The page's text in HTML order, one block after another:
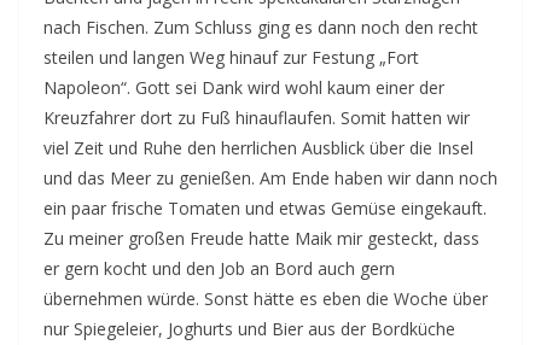
nach Fischen. Zum Schluss ging es dann noch den recht
steilen und langen Weg hinauf zur Festung „Fort
Napoleon“. Gott sei Dank wird wohl kaum einer der
Kreuzfahrer dort zu Fuß hinauflaufen. Somit hatten wir
viel Zeit und Ruhe den herrlichen Ausblick über die Insel
und das Meer zu genießen. Am Ende haben wir dann noch
ein paar frische Tomaten und etwas Gemüse eingekauft.
Zu meiner großen Freude hatte Maik mir gesteckt, dass
er gern kocht und den Job an Bord auch gern
übernehmen würde. Sonst hätte es eben die Woche über
nur Spiegeleier, Joghurts und Bier aus der Bordküche